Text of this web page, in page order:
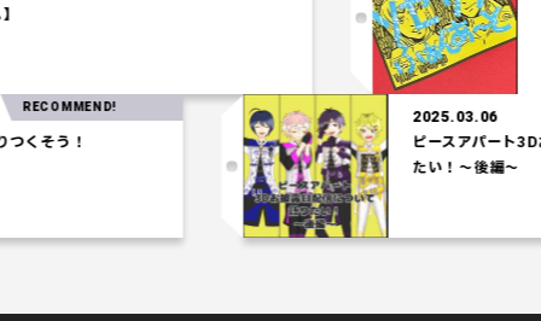
シアム】
！
2025.03.06
ピースアパート3Dお披露
たい！～後編～